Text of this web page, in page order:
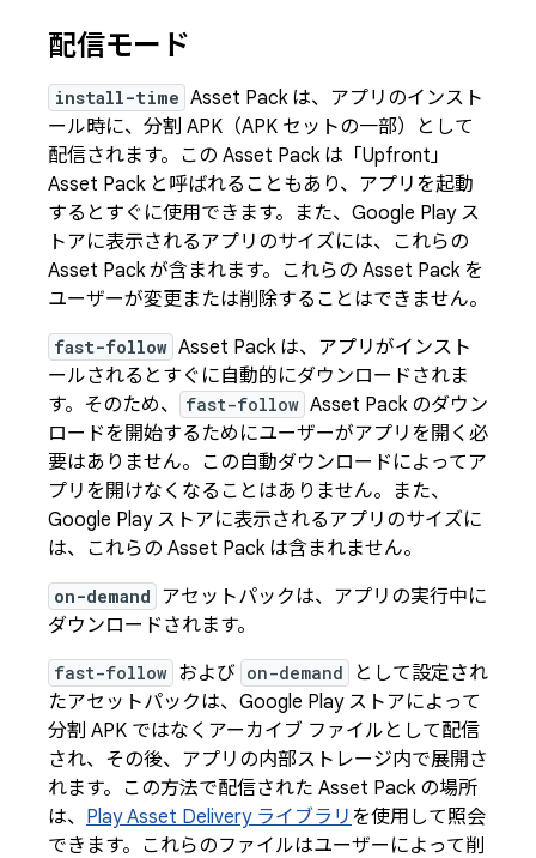
配信モード
install-time Asset Pack は、アプリのインスト
ール時に、分割 APK（APK セットの一部）として
配信されます。この Asset Pack は「Upfront」
Asset Pack と呼ばれることもあり、アプリを起動
するとすぐに使用できます。また、Google Play ス
トアに表示されるアプリのサイズには、これらの
Asset Pack が含まれます。これらの Asset Pack を
ユーザーが変更または削除することはできません。
fast-follow Asset Pack は、アプリがインスト
ールされるとすぐに自動的にダウンロードされま
す。そのため、
fast-follow Asset Pack のダウン
ロードを開始するためにユーザーがアプリを開く必
要はありません。この自動ダウンロードによってア
プリを開けなくなることはありません。また、
Google Play ストアに表示されるアプリのサイズに
は、これらの Asset Pack は含まれません。
on-demand アセットパックは、アプリの実行中に
ダウンロードされます。
fast-follow および on-demand
として設定され
たアセットパックは、Google Play ストアによって
分割 APK ではなくアーカイブ ファイルとして配信
され、その後、アプリの内部ストレージ内で展開さ
れます。この方法で配信された Asset Pack の場所
は、 Play Asset Delivery ライブラリ を使用して照会
できます。これらのファイルはユーザーによって削